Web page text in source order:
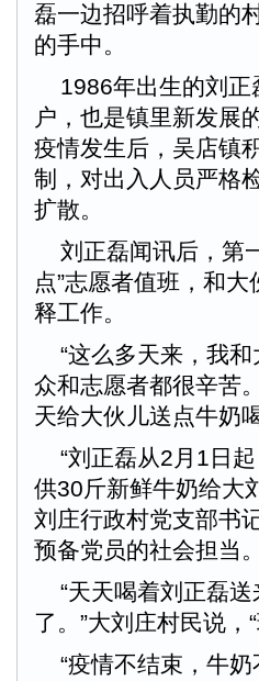
磊一边招呼着执勤的
的手中。
1986年出生的刘正
户，也是镇里新发展
疫情发生后，吴店镇
制，对出入人员严格
扩散。
刘正磊闻讯后，第
点”志愿者值班，和
释工作。
“这么多天来，我和
众和志愿者都很辛苦
天给大伙儿送点牛奶
“刘正磊从2月1日起
供30斤新鲜牛奶给大
刘庄行政村党支部书
预备党员的社会担当
“天天喝着刘正磊送
了。”大刘庄村民说
“疫情不结束，牛奶